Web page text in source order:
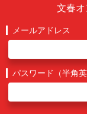
文春
メールアドレス
パスワード（半角